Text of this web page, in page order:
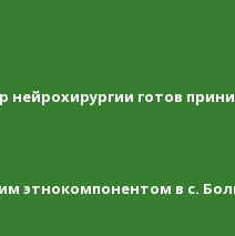
нейрохирургии готов
этнокомпонентом в с.